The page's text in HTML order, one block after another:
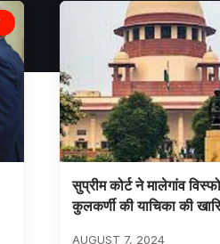
सुप्रीम कोर्ट ने मालेगांव
कुलकर्णी की याचिका की
AUGUST 7, 2024